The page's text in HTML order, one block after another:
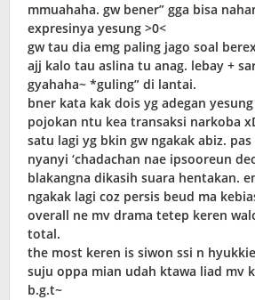
mmuahaha. gw bener” gga bisa
expresinya yesung >0<
gw tau dia emg paling jago soal
ajj kalo tau aslina tu anag. lebay +
gyahaha~ *guling” di lantai.
bner kata kak dois yg adegan
pojokan ntu kea transaksi narkoba
satu lagi yg bkin gw ngakak abiz.
nyanyi ‘chadachan nae ipsooreun
blakangna dikasih suara hentakan.
ngakak lagi coz persis beud ma
overall ne mv drama tetep keren
total.
the most keren is siwon ssi n
suju oppa mian udah ktawa liad mv
b.g.t~